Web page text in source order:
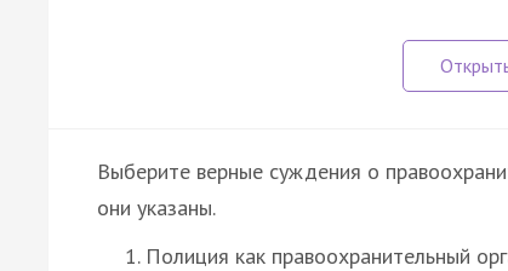
Выберите верные суждения о
они указаны.
Полиция как правоохранительный